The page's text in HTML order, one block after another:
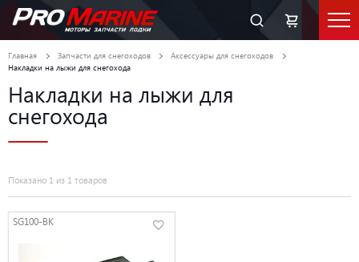
Главная Запчасти для снегоходов
Аксессуары для снегоходов
Накладки на лыжи для снегохода
Накладки на лыжи для
снегохода
Показано 1 из 1 товаров
SG100-BK